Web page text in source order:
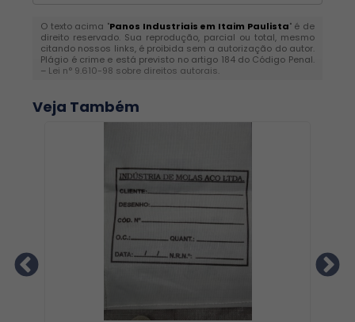
O texto acima "Panos Industriais em Itaim Paulista" é de
direito reservado. Sua reprodução, parcial ou total, mesmo
citando nossos links, é proibida sem a autorização do autor.
Plágio é crime e está previsto no artigo 184 do Código Penal.
– Lei n° 9.610-98 sobre direitos autorais.
Veja Também